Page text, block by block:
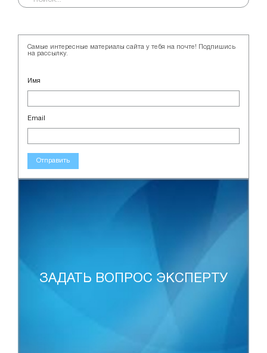
Самые интересные материалы сайта у тебя на почте! Подпишись
на рассылку.
Имя
Email
Отправить
ЗАДАТЬ ВОПРОС ЭКСПЕРТУ